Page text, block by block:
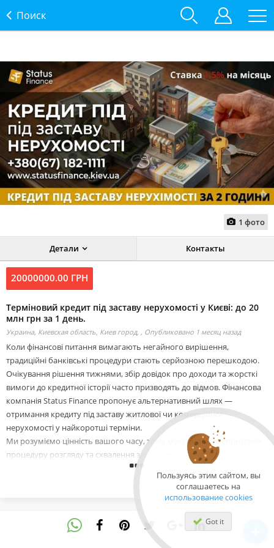
Пользуясь этим сайтом, вы
соглашаетесь на
использование cookies
Got it
Поиск
1 фото
Детали Контакты
20000000.00 ГРН
Терміновий кредит під заставу нерухомості у Києві: до 20
млн грн за 1 день.
Украина, Киевская область, Киев город, , Опубликовано 1 месяц назад
Коли фінансові питання вимагають негайного вирішення,
традиційні банківські процедури стають серйозною перешкодою.
Очікування рішення тижнями, збір довідок про доходи та жорсткі
вимоги до кредитної історії часто призводять до відмов. Фінансова
компанія Status Finance пропонує альтернативний шлях —
отримання кредиту під заставу житлової чи комерційної
нерухомості у найкоротші терміни.
Ми розуміємо цінність вашого часу, тому максимально спростили
процедуру розгляду та схвалення заявок. Нам не потрібні звіти про
офіційні доходи або ідеальне минуле у банках. Ми оцінюємо
реальну ліквідність майна і на основі цього пропонуємо
Головні умови кредитування:
-Сума позики: до 20 000 000 гривень, що дозволяє закрити навіть